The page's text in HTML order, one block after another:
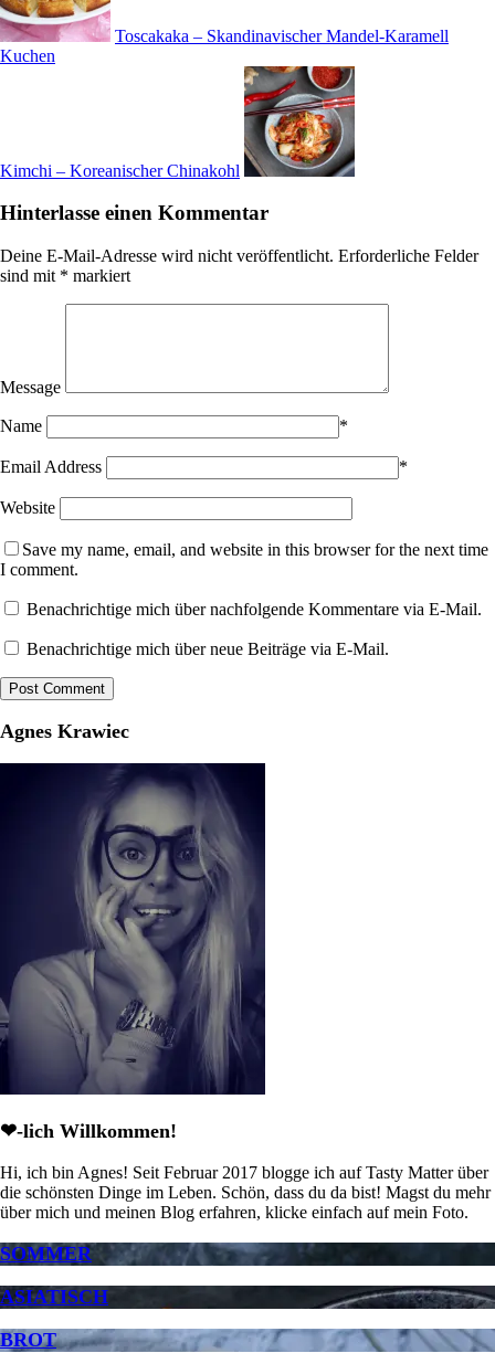
Toscakaka – Skandinavischer Mandel-Karamell
Kuchen
Kimchi – Koreanischer Chinakohl
Hinterlasse einen Kommentar
Deine E-Mail-Adresse wird nicht veröffentlicht. Erforderliche Felder
sind mit * markiert
Message
Name *
Email Address *
Website
Save my name, email, and website in this browser for the next time
I comment.
Benachrichtige mich über nachfolgende Kommentare via E-Mail.
Benachrichtige mich über neue Beiträge via E-Mail.
Agnes Krawiec
❤-lich Willkommen!
Hi, ich bin Agnes! Seit Februar 2017 blogge ich auf Tasty Matter über
die schönsten Dinge im Leben. Schön, dass du da bist! Magst du mehr
über mich und meinen Blog erfahren, klicke einfach auf mein Foto.
SOMMER
ASIATISCH
BROT